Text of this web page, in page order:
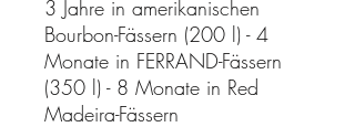
3 Jahre in amerikanischen
Bourbon-Fässern (200 l) - 4
Monate in FERRAND-Fässern
(350 l) - 8 Monate in Red
Madeira-Fässern